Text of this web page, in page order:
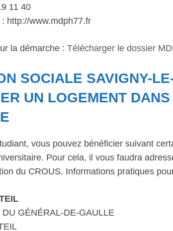
11 40
http://www.mdph77.fr
la démarche : Télécharger le dossier
SOCIALE SAVIGNY-
UN LOGEMENT
vous pouvez bénéficier suivant
Pour cela, il vous faudra
du CROUS. Informations pratiques
DU GÉNÉRAL-DE-GAULLE